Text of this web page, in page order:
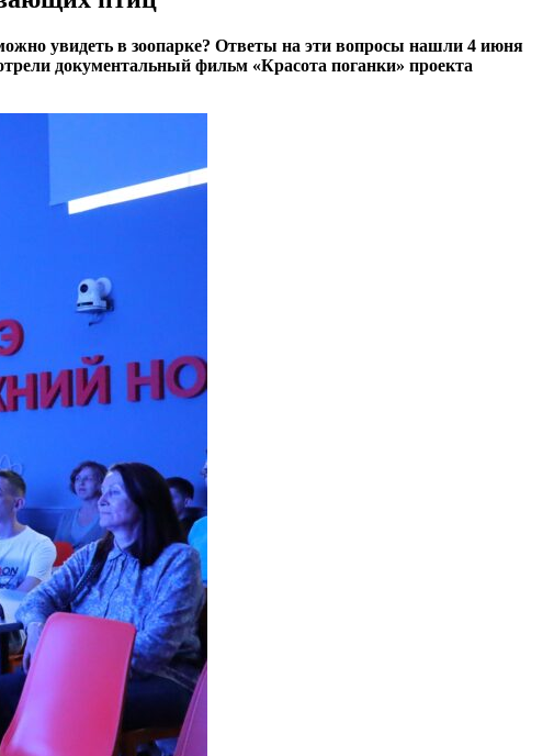
увидеть в зоопарке? Ответы на эти вопросы нашли 4 июня
документальный фильм «Красота поганки» проекта